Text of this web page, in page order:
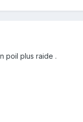
poil plus raide .